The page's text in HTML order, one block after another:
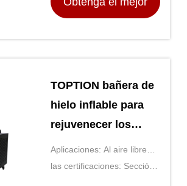
TOPTION bañera de
hielo inflable para
rejuvenecer los
músculos y
aumentar la energía
Aplicaciones: Al aire libre
interior
las certificaciones: Sección